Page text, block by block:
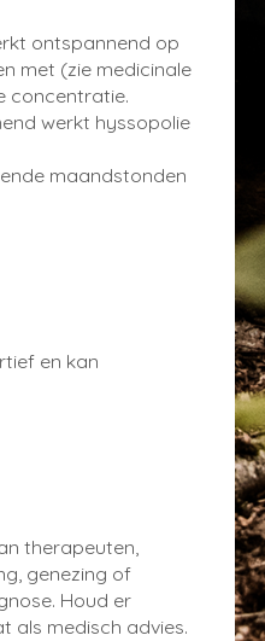
ontspannend op
met (zie medicinale
concentratie.
werkt hyssopolie
maandstonden
en kan
therapeuten,
genezing of
Houd er
als medisch advies.